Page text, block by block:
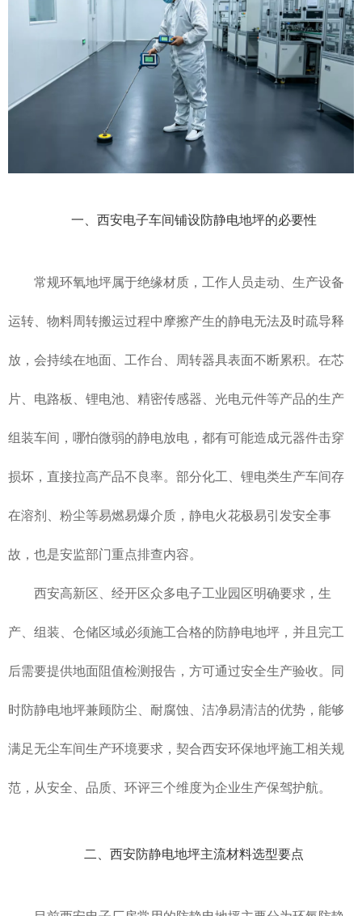
一、西安电子车间铺设防静电地坪的必要性
常规环氧地坪属于绝缘材质，工作人员走动、生产设备
运转、物料周转搬运过程中摩擦产生的静电无法及时疏导释
放，会持续在地面、工作台、周转器具表面不断累积。在芯
片、电路板、锂电池、精密传感器、光电元件等产品的生产
组装车间，哪怕微弱的静电放电，都有可能造成元器件击穿
损坏，直接拉高产品不良率。部分化工、锂电类生产车间存
在溶剂、粉尘等易燃易爆介质，静电火花极易引发安全事
故，也是安监部门重点排查内容。
西安高新区、经开区众多电子工业园区明确要求，生
产、组装、仓储区域必须施工合格的防静电地坪，并且完工
后需要提供地面阻值检测报告，方可通过安全生产验收。同
时防静电地坪兼顾防尘、耐腐蚀、洁净易清洁的优势，能够
满足无尘车间生产环境要求，契合西安环保地坪施工相关规
范，从安全、品质、环评三个维度为企业生产保驾护航。
二、西安防静电地坪主流材料选型要点